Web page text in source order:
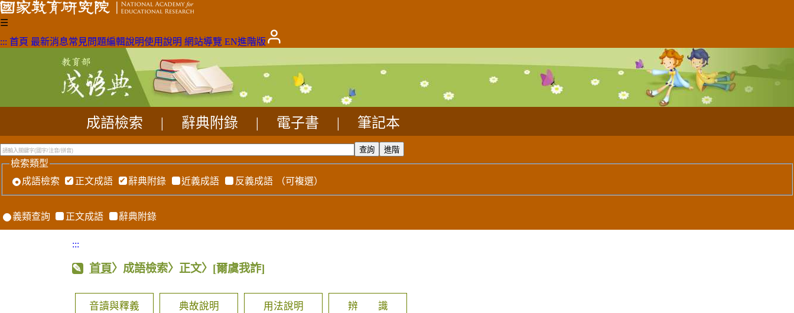
☰
::: 首頁 最新消息常見問題編輯說明使用說明 網站導覽 EN進階版
成語檢索 辭典附錄 電子書 筆記本
檢索類型
成語檢索
正文成語 辭典附錄 近義成語 反義成語 （可複選）
義類查詢 正文成語 辭典附錄
:::
首頁〉成語檢索〉正文〉 [爾虞我詐]
音讀與釋義 典故說明 用法說明 辨 識